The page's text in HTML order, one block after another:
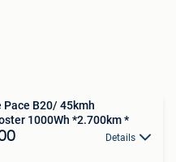
Pace B20/ 45kmh
1000Wh *2.700km *
Details